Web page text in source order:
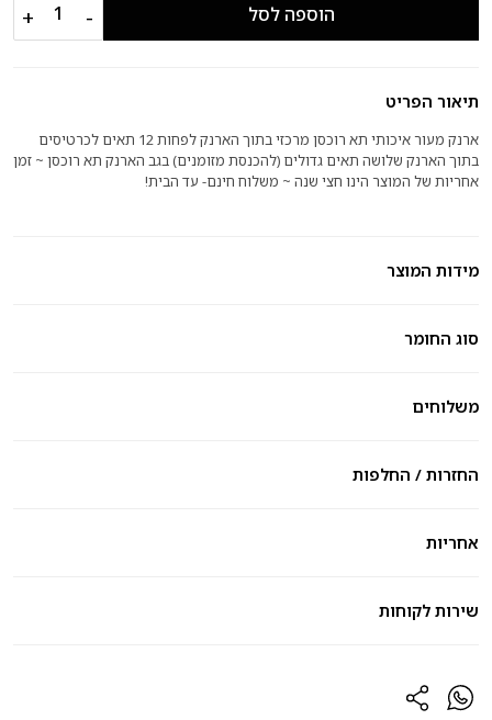
הוספה לסל −
+
תיאור הפריט
ארנק מעור איכותי תא רוכסן מרכזי בתוך הארנק לפחות 12 תאים לכרטיסים
בתוך הארנק שלושה תאים גדולים (להכנסת מזומנים) בגב הארנק תא רוכסן ~ זמן
אחריות של המוצר הינו חצי שנה ~ משלוח חינם- עד הבית!
מידות המוצר
סוג החומר
משלוחים
החזרות / החלפות
אחריות
שירות לקוחות